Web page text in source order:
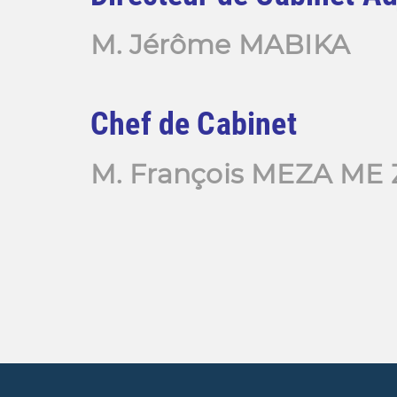
M. Jérôme MABIKA
Chef de Cabinet
M. François MEZA ME